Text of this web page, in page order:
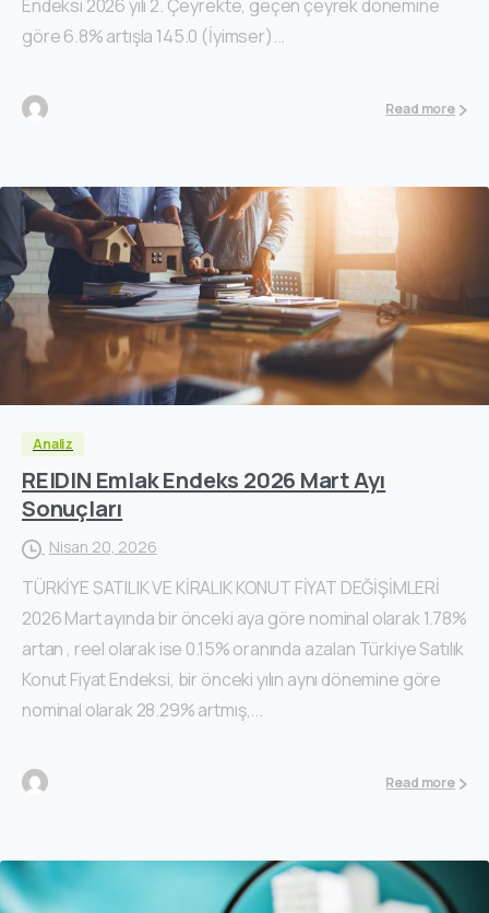
Endeksi 2026 yılı 2. Çeyrekte, geçen çeyrek dönemine
göre 6.8% artışla 145.0 (İyimser)...
Read more
Analiz
REIDIN Emlak Endeks 2026 Mart Ayı
Sonuçları
Nisan 20, 2026
TÜRKİYE SATILIK VE KİRALIK KONUT FİYAT DEĞİŞİMLERİ
2026 Mart ayında bir önceki aya göre nominal olarak 1.78%
artan , reel olarak ise 0.15% oranında azalan Türkiye Satılık
Konut Fiyat Endeksi, bir önceki yılın aynı dönemine göre
nominal olarak 28.29% artmış,...
Read more